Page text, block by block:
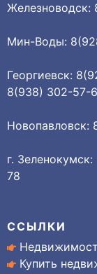
Мин-Воды:
Георгиевск:
8(938) 302-57-
Новопавловск:
г.
78
ССЫЛКИ
Купить